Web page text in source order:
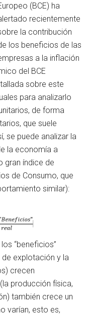
(BCE) ha
recientemente
la contribución
los beneficios de las
a la inflación
del BCE
sobre este
para analizarlo
de forma
que suele
se puede analizar la
la economía a
gran índice de
de Consumo, que
similar):
“beneficios”
explotación y la
crecen
producción física,
también crece un
varían, esto es,